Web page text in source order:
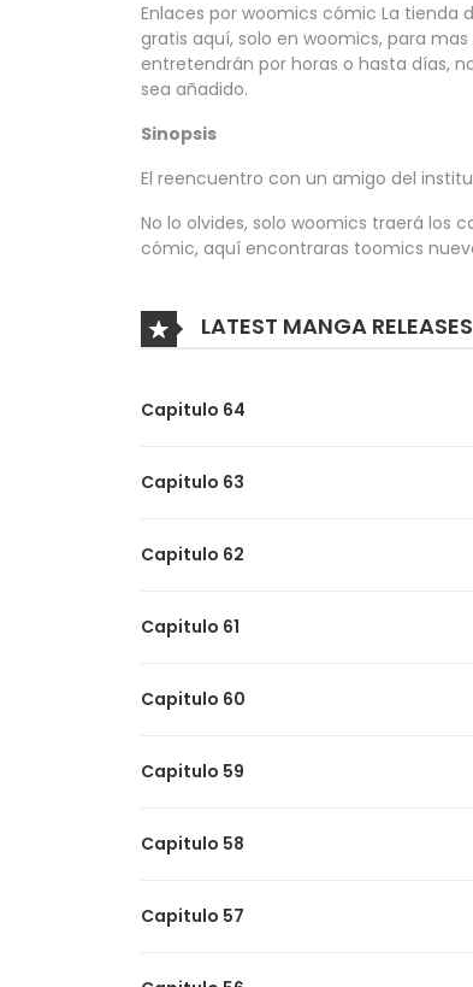
Enlaces por woomics cómic La tienda
gratis aquí, solo en woomics, para
entretendrán por horas o hasta días,
sea añadido.
Sinopsis
El reencuentro con un amigo del
No lo olvides, solo woomics traerá los
cómic, aquí encontraras toomics
LATEST MANGA RELEASES
Capitulo 64
Capitulo 63
Capitulo 62
Capitulo 61
Capitulo 60
Capitulo 59
Capitulo 58
Capitulo 57